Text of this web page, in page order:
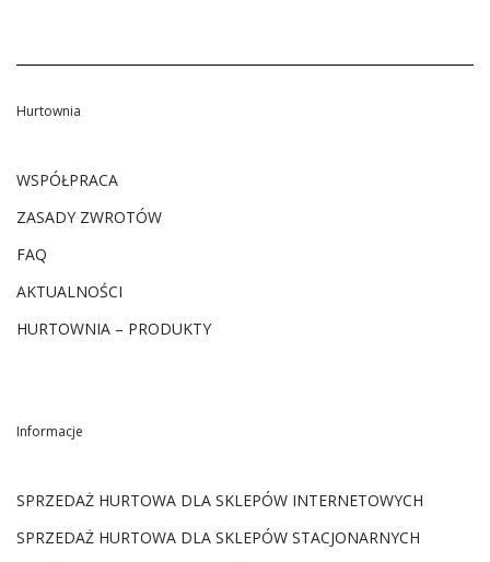
Hurtownia
WSPÓŁPRACA
ZASADY ZWROTÓW
FAQ
AKTUALNOŚCI
HURTOWNIA – PRODUKTY
Informacje
SPRZEDAŻ HURTOWA DLA SKLEPÓW INTERNETOWYCH
SPRZEDAŻ HURTOWA DLA SKLEPÓW STACJONARNYCH